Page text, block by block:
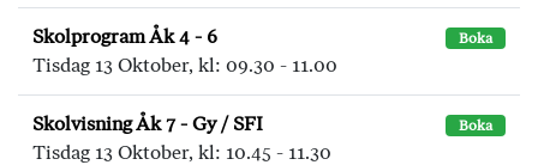
Skolprogram Åk 4 - 6 Boka
Tisdag 13 Oktober, kl: 09.30 - 11.00
Skolvisning Åk 7 - Gy / SFI Boka
Tisdag 13 Oktober, kl: 10.45 - 11.30